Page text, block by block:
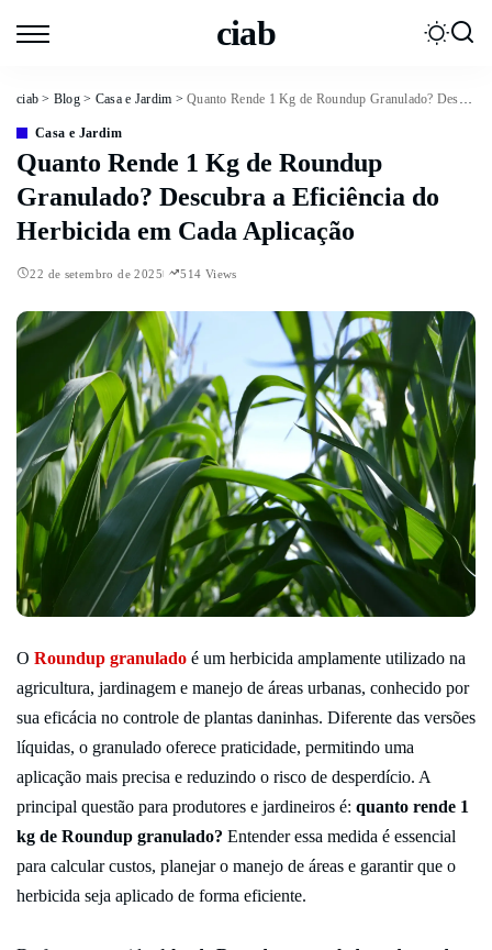
ciab
ciab > Blog > Casa e Jardim >Quanto Rende 1 Kg de Roundup Granulado? Descubra a Eficiência do Herbicida em Cada Aplicação
Casa e Jardim
Quanto Rende 1 Kg de Roundup
Granulado? Descubra a Eficiência do
Herbicida em Cada Aplicação
22 de setembro de 2025 514 Views
O Roundup granulado é um herbicida amplamente utilizado na
agricultura, jardinagem e manejo de áreas urbanas, conhecido por
sua eficácia no controle de plantas daninhas. Diferente das versões
líquidas, o granulado oferece praticidade, permitindo uma
aplicação mais precisa e reduzindo o risco de desperdício. A
principal questão para produtores e jardineiros é: quanto rende 1
kg de Roundup granulado? Entender essa medida é essencial
para calcular custos, planejar o manejo de áreas e garantir que o
herbicida seja aplicado de forma eficiente.